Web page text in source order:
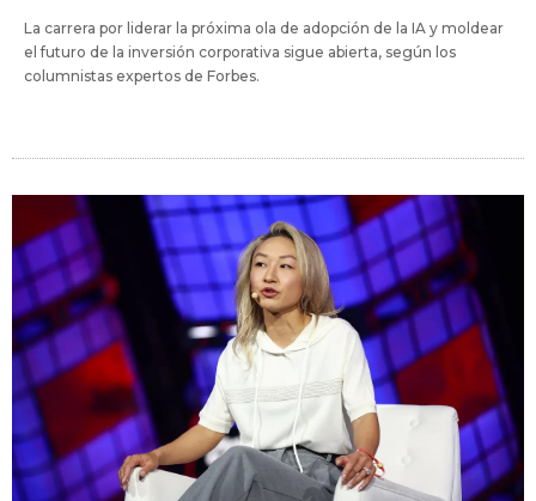
La carrera por liderar la próxima ola de adopción de la IA y moldear
el futuro de la inversión corporativa sigue abierta, según los
columnistas expertos de Forbes.